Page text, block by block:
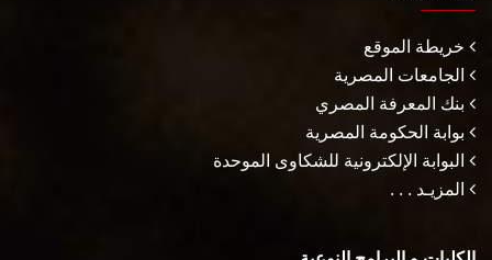
خريطة الموقع
الجامعات المصرية
بنك المعرفة المصري
بوابة الحكومة المصرية
البوابة الإلكترونية للشكاوى الموحدة
المزيـد . . .